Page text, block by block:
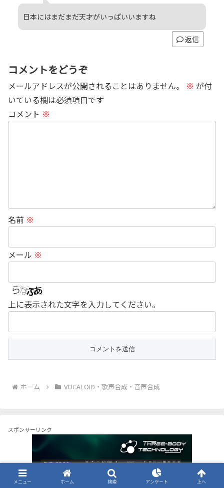
日本にはまだまだ天才がいっぱいいますね
返信
コメントをどうぞ
メールアドレスが公開されることはありません。 ※ が付
いている欄は必須項目です
コメント ※
名前 ※
メール ※
上に表示された文字を入力してください。
ホーム VOCALOID・歌声合成・音声合成
スポンサーリンク
メニュー ホーム 検索 アンケート 上へ